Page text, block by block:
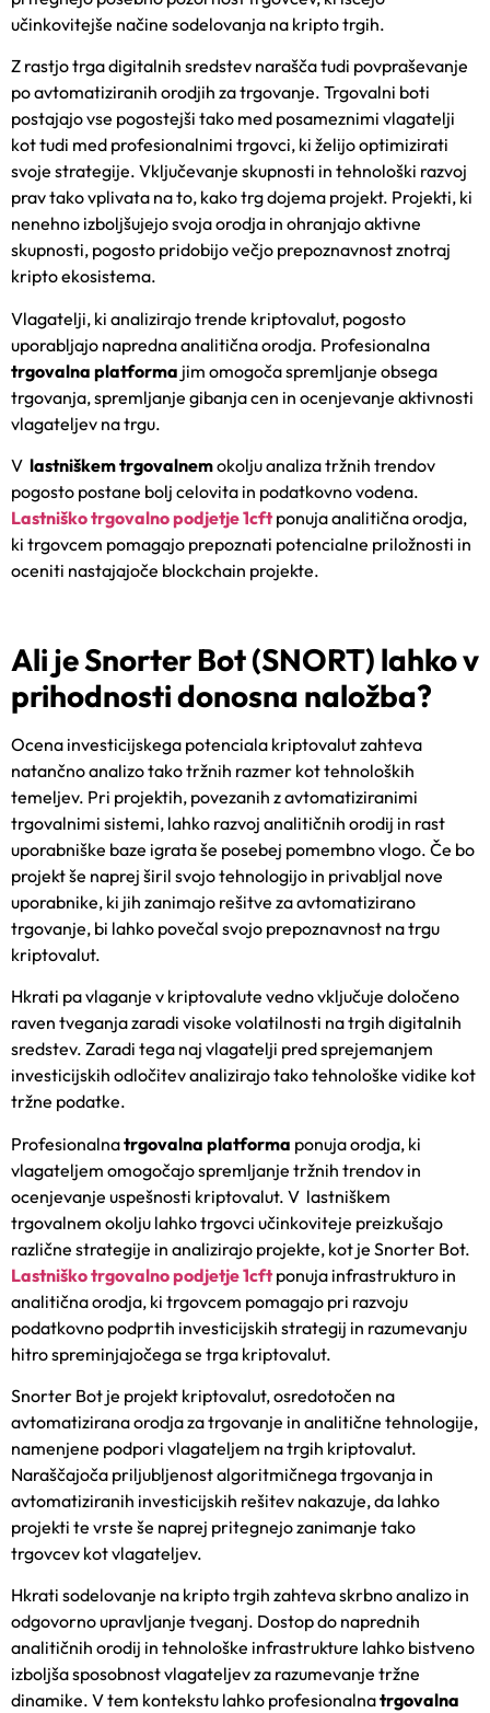
učinkovitejše načine sodelovanja na kripto trgih.
Z rastjo trga digitalnih sredstev narašča tudi povpraševanje
po avtomatiziranih orodjih za trgovanje. Trgovalni boti
postajajo vse pogostejši tako med posameznimi vlagatelji
kot tudi med profesionalnimi trgovci, ki želijo optimizirati
svoje strategije. Vključevanje skupnosti in tehnološki razvoj
prav tako vplivata na to, kako trg dojema projekt. Projekti, ki
nenehno izboljšujejo svoja orodja in ohranjajo aktivne
skupnosti, pogosto pridobijo večjo prepoznavnost znotraj
kripto ekosistema.
Vlagatelji, ki analizirajo trende kriptovalut, pogosto
uporabljajo napredna analitična orodja. Profesionalna
trgovalna platforma jim omogoča spremljanje obsega
trgovanja, spremljanje gibanja cen in ocenjevanje aktivnosti
vlagateljev na trgu.
V lastniškem trgovalnemokolju analiza tržnih trendov
pogosto postane bolj celovita in podatkovno vodena.
Lastniško trgovalno podjetje 1cftponuja analitična orodja,
ki trgovcem pomagajo prepoznati potencialne priložnosti in
oceniti nastajajoče blockchain projekte.
Ali je Snorter Bot (SNORT) lahko v
prihodnosti donosna naložba?
Ocena investicijskega potenciala kriptovalut zahteva
natančno analizo tako tržnih razmer kot tehnoloških
temeljev. Pri projektih, povezanih z avtomatiziranimi
trgovalnimi sistemi, lahko razvoj analitičnih orodij in rast
uporabniške baze igrata še posebej pomembno vlogo. Če bo
projekt še naprej širil svojo tehnologijo in privabljal nove
uporabnike, ki jih zanimajo rešitve za avtomatizirano
trgovanje, bi lahko povečal svojo prepoznavnost na trgu
kriptovalut.
Hkrati pa vlaganje v kriptovalute vedno vključuje določeno
raven tveganja zaradi visoke volatilnosti na trgih digitalnih
sredstev. Zaradi tega naj vlagatelji pred sprejemanjem
investicijskih odločitev analizirajo tako tehnološke vidike kot
tržne podatke.
Profesionalnatrgovalna platforma ponuja orodja, ki
vlagateljem omogočajo spremljanje tržnih trendov in
ocenjevanje uspešnosti kriptovalut. V lastniškem
trgovalnem okolju lahko trgovci učinkoviteje preizkušajo
različne strategije in analizirajo projekte, kot je Snorter Bot.
Lastniško trgovalno podjetje 1cftponuja infrastrukturo in
analitična orodja, ki trgovcem pomagajo pri razvoju
podatkovno podprtih investicijskih strategij in razumevanju
hitro spreminjajočega se trga kriptovalut.
Snorter Bot je projekt kriptovalut, osredotočen na
avtomatizirana orodja za trgovanje in analitične tehnologije,
namenjene podpori vlagateljem na trgih kriptovalut.
Naraščajoča priljubljenost algoritmičnega trgovanja in
avtomatiziranih investicijskih rešitev nakazuje, da lahko
projekti te vrste še naprej pritegnejo zanimanje tako
trgovcev kot vlagateljev.
Hkrati sodelovanje na kripto trgih zahteva skrbno analizo in
odgovorno upravljanje tveganj. Dostop do naprednih
analitičnih orodij in tehnološke infrastrukture lahko bistveno
izboljša sposobnost vlagateljev za razumevanje tržne
dinamike. V tem kontekstu lahko profesionalnatrgovalna